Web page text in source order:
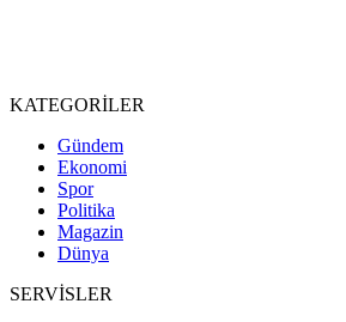
KATEGORİLER
Gündem
Ekonomi
Spor
Politika
Magazin
Dünya
SERVİSLER